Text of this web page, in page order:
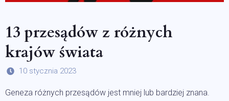
13 przesądów z różnych
krajów świata
10 stycznia 2023
Geneza różnych przesądów jest mniej lub bardziej znana.